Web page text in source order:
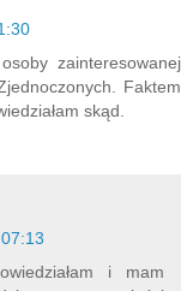
zainteresowanej
Faktem
skąd.
i mam